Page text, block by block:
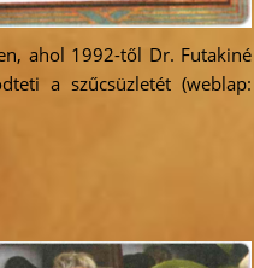
ahol 1992-től Dr. Futakiné
a szűcsüzletét (weblap: